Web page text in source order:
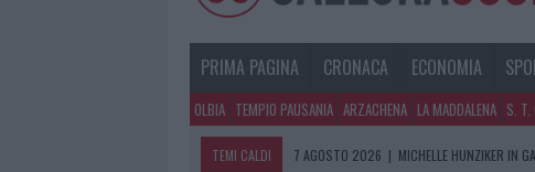
PRIMA PAGINA CRONACA ECONOMIA
OLBIA TEMPIO PAUSANIA ARZACHENA LA MADDALENA S. T.
TEMI CALDI 7 AGOSTO 2026 | MICHELLE HUNZIKER IN